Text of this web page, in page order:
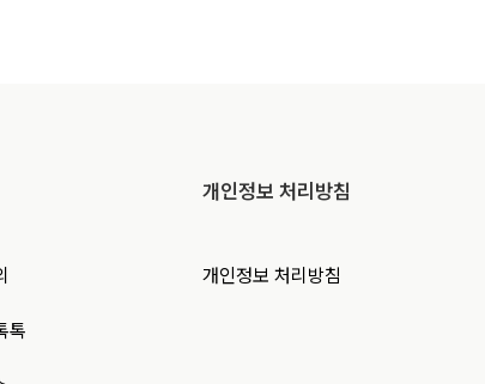
톡
개인정보 처리방침
개인정보 처리방침